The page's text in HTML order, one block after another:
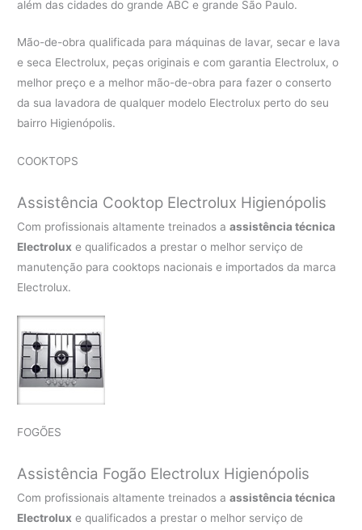
além das cidades do grande ABC e grande São Paulo.
Mão-de-obra qualificada para máquinas de lavar, secar e lava
e seca Electrolux, peças originais e com garantia Electrolux, o
melhor preço e a melhor mão-de-obra para fazer o conserto
da sua lavadora de qualquer modelo Electrolux perto do seu
bairro Higienópolis.
COOKTOPS
Assistência Cooktop Electrolux Higienópolis
Com profissionais altamente treinados aassistência técnica
Electrolux e qualificados a prestar o melhor serviço de
manutenção para cooktops nacionais e importados da marca
Electrolux.
FOGÕES
Assistência Fogão Electrolux Higienópolis
Com profissionais altamente treinados aassistência técnica
Electrolux e qualificados a prestar o melhor serviço de